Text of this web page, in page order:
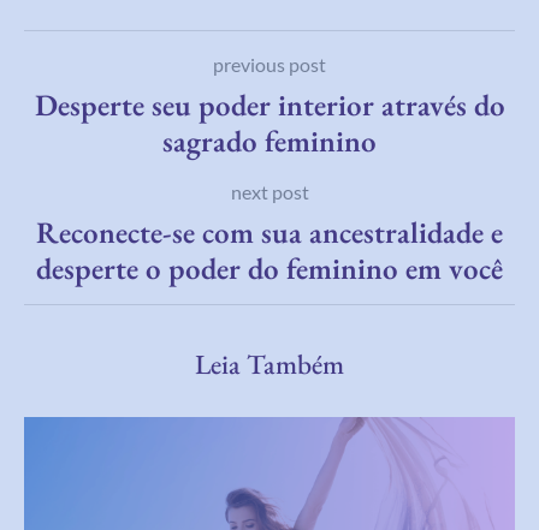
previous post
Desperte seu poder interior através do
sagrado feminino
next post
Reconecte-se com sua ancestralidade e
desperte o poder do feminino em você
Leia Também